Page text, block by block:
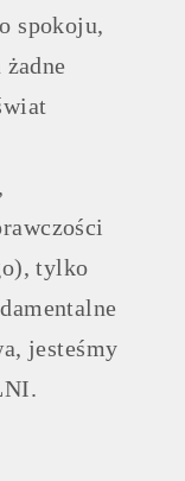
spokoju,
tylko
jesteśmy